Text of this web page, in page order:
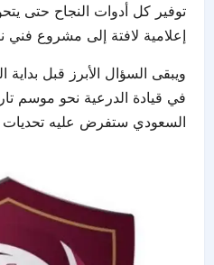
توفير كل أدوات النجاح حتى
إعلامية لافتة إلى مشروع فني
ويبقى السؤال الأبرز قبل
في قيادة الدرعية نحو موسم
السعودي ستفرض عليه تحديات